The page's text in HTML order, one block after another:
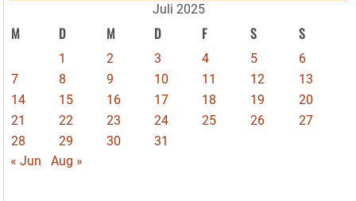
Juli 2025
M D M D F S S
1 2 3 4 5
6
7
8 9 10 11 12
13
14
15 16 17 18 19
20
21
22 23 24 25 26
27
28
29 30
31
« Jun
Aug »